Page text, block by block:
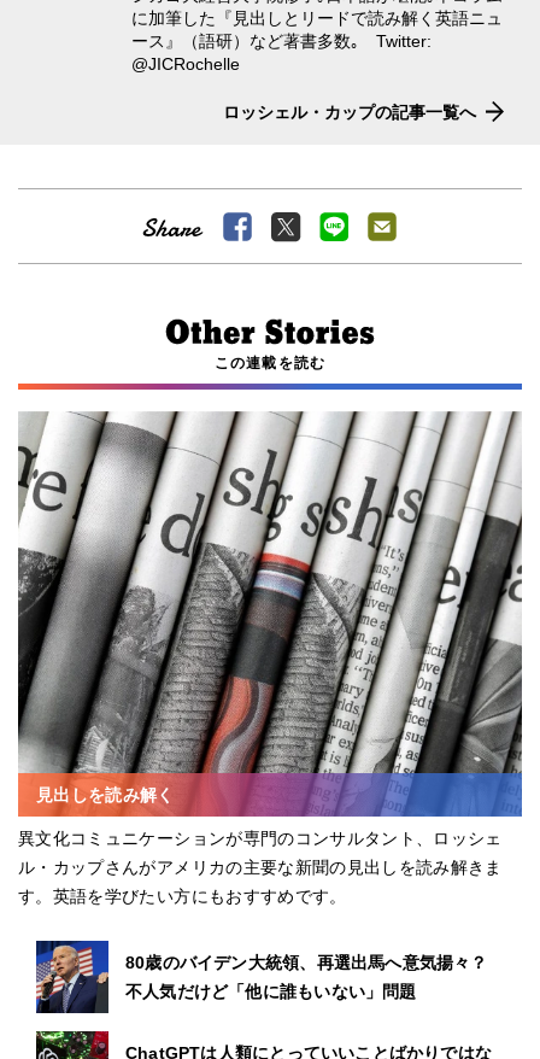
に加筆した『見出しとリードで読み解く英語ニュ
ース』（語研）など著書多数｡ Twitter:
@JICRochelle
ロッシェル・カップの記事一覧へ
この連載を読む
見出しを読み解く
異文化コミュニケーションが専門のコンサルタント、ロッシェ
ル・カップさんがアメリカの主要な新聞の見出しを読み解きま
す。英語を学びたい方にもおすすめです。
80歳のバイデン大統領、再選出馬へ意気揚々？
不人気だけど「他に誰もいない」問題
ChatGPTは人類にとっていいことばかりではな